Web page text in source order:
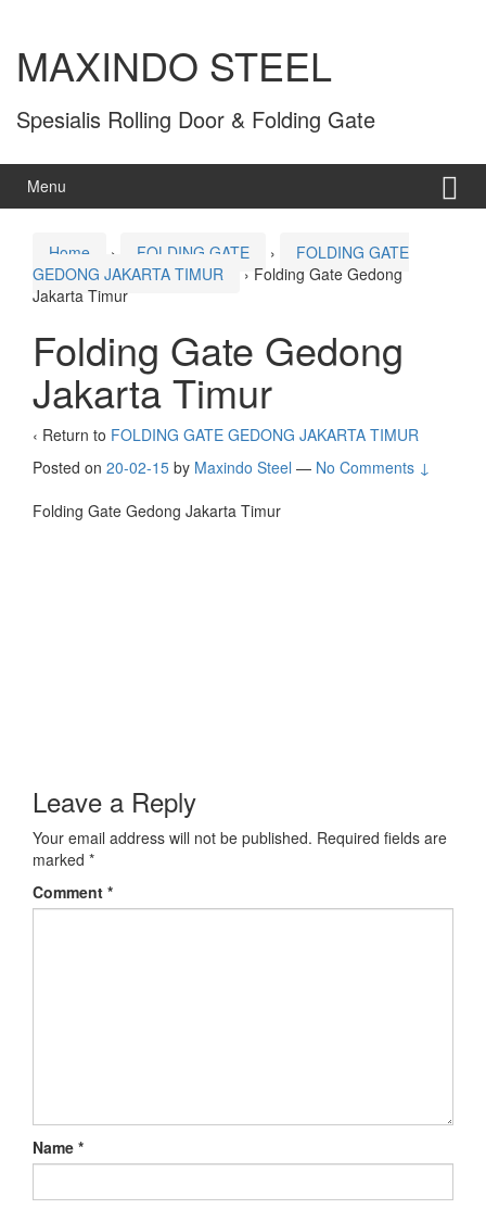
MAXINDO STEEL
Spesialis Rolling Door & Folding Gate
Menu
Home › FOLDING GATE ›
FOLDING GATE
GEDONG JAKARTA TIMUR
› Folding Gate Gedong
Jakarta Timur
Folding Gate Gedong
Jakarta Timur
‹ Return to FOLDING GATE GEDONG JAKARTA TIMUR
Posted on 20-02-15 by Maxindo Steel — No Comments ↓
Folding Gate Gedong Jakarta Timur
Leave a Reply
Your email address will not be published. Required fields are
marked *
Comment *
Name *